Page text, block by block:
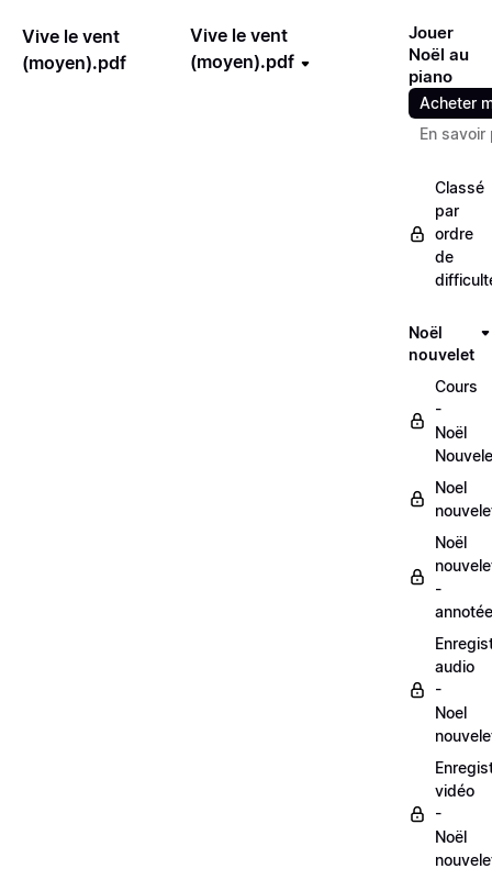
Vive le vent
(moyen).pdf
Vive le vent
(moyen).pdf
Jouer
Noël au
piano
Acheter
En savoir
Classé
par
ordre
de
Noël
nouvelet
Cours
-
Noël
Noel
Noël
-
audio
-
Noel
vidéo
-
Noël